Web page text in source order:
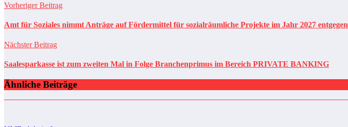
Vorheriger Beitrag
Amt für Soziales nimmt Anträge auf Fördermittel für sozialräumliche Projekte im Jahr 2027 entgegen
Nächster Beitrag
Saalesparkasse ist zum zweiten Mal in Folge Branchenprimus im Bereich PRIVATE BANKING
Ähnliche Beiträge